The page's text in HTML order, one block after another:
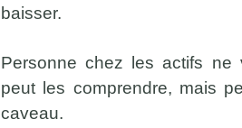
baisser.
Personne chez les actifs ne
peut les comprendre, mais
caveau.